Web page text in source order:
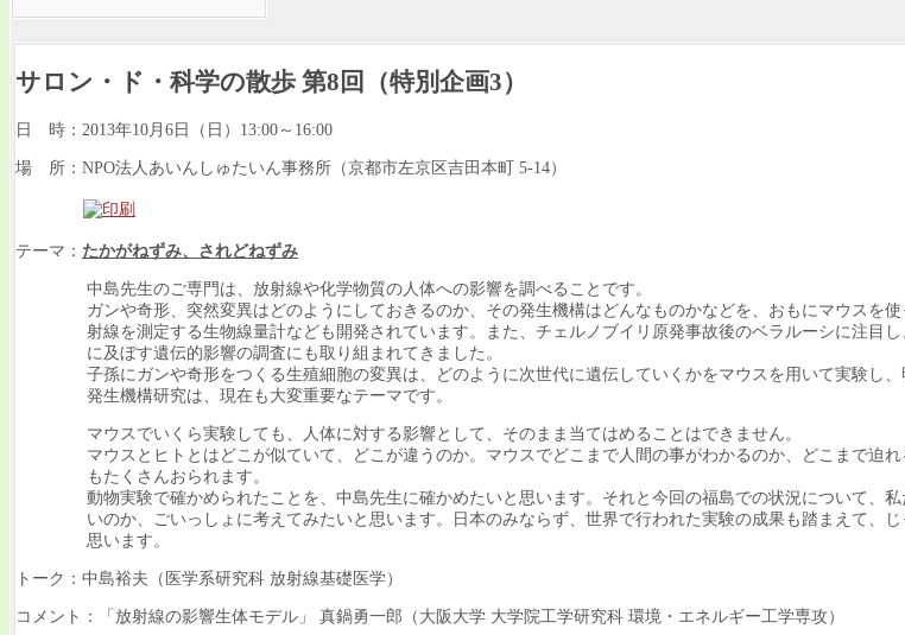
サロン・ド・科学の散歩 第8回（特別企画3）
日 時：2013年10月6日（日）13:00～16:00
場 所：NPO法人あいんしゅたいん事務所（京都市左京区吉田本町 5-14）
テーマ： たかがねずみ、されどねずみ
中島先生のご専門は、放射線や化学物質の人体への影響を調べることです。
ガンや奇形、突然変異はどのようにしておきるのか、その発生機構はどんなものかなどを、おもにマウスを
射線を測定する生物線量計なども開発されています。また、チェルノブイリ原発事故後のベラルーシに注目
に及ぼす遺伝的影響の調査にも取り組まれてきました。
子孫にガンや奇形をつくる生殖細胞の変異は、どのように次世代に遺伝していくかをマウスを用いて実験し
発生機構研究は、現在も大変重要なテーマです。
マウスでいくら実験しても、人体に対する影響として、そのまま当てはめることはできません。
マウスとヒトとはどこが似ていて、どこが違うのか。マウスでどこまで人間の事がわかるのか、どこまで迫
もたくさんおられます。
動物実験で確かめられたことを、中島先生に確かめたいと思います。それと今回の福島での状況について、
いのか、ごいっしょに考えてみたいと思います。日本のみならず、世界で行われた実験の成果も踏まえて、
思います。
トーク：中島裕夫（医学系研究科 放射線基礎医学）
コメント：「放射線の影響生体モデル」 真鍋勇一郎（大阪大学 大学院工学研究科 環境・エネルギー工学専攻）